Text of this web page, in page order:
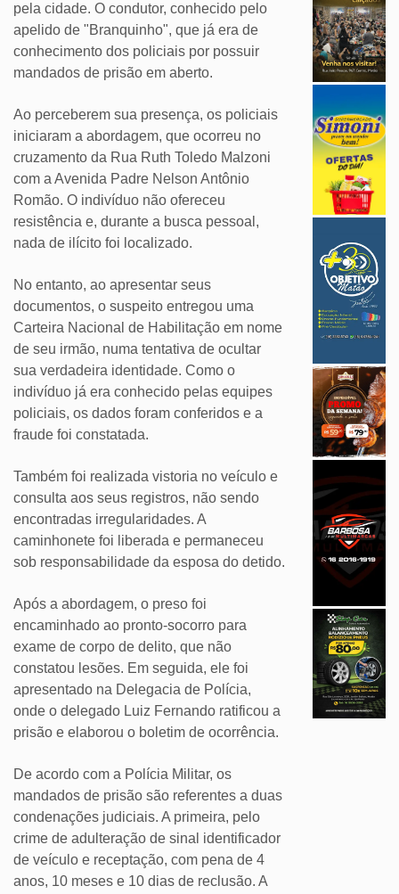
pela cidade. O condutor, conhecido pelo
apelido de "Branquinho", que já era de
conhecimento dos policiais por possuir
mandados de prisão em aberto.
Ao perceberem sua presença, os policiais
iniciaram a abordagem, que ocorreu no
cruzamento da Rua Ruth Toledo Malzoni
com a Avenida Padre Nelson Antônio
Romão. O indivíduo não ofereceu
resistência e, durante a busca pessoal,
nada de ilícito foi localizado.
No entanto, ao apresentar seus
documentos, o suspeito entregou uma
Carteira Nacional de Habilitação em nome
de seu irmão, numa tentativa de ocultar
sua verdadeira identidade. Como o
indivíduo já era conhecido pelas equipes
policiais, os dados foram conferidos e a
fraude foi constatada.
Também foi realizada vistoria no veículo e
consulta aos seus registros, não sendo
encontradas irregularidades. A
caminhonete foi liberada e permaneceu
sob responsabilidade da esposa do detido.
Após a abordagem, o preso foi
encaminhado ao pronto-socorro para
exame de corpo de delito, que não
constatou lesões. Em seguida, ele foi
apresentado na Delegacia de Polícia,
onde o delegado Luiz Fernando ratificou a
prisão e elaborou o boletim de ocorrência.
De acordo com a Polícia Militar, os
mandados de prisão são referentes a duas
condenações judiciais. A primeira, pelo
crime de adulteração de sinal identificador
de veículo e receptação, com pena de 4
anos, 10 meses e 10 dias de reclusão. A